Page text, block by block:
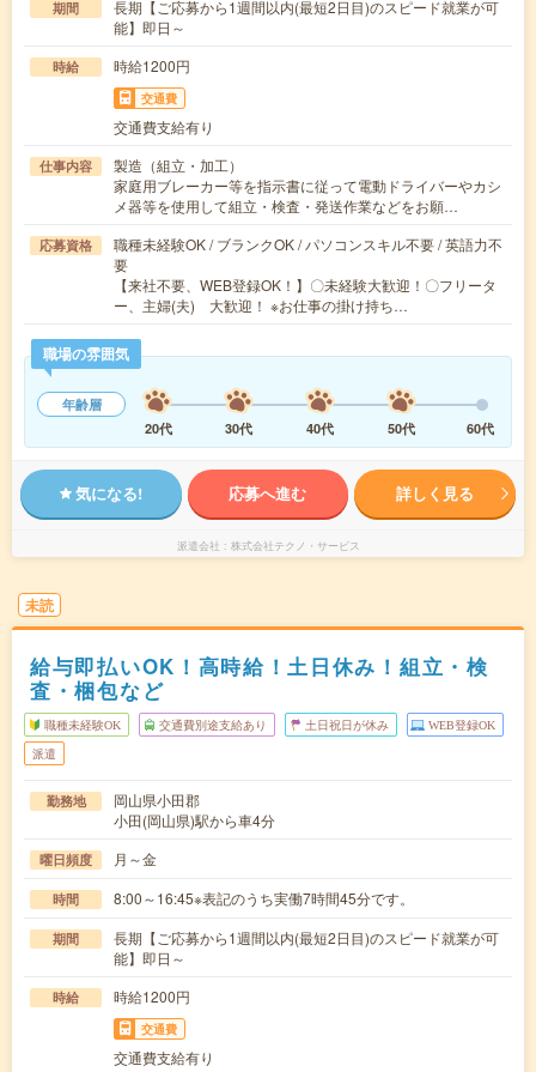
期間
長期【ご応募から1週間以内(最短2日目)のスピード就業が可
能】即日～
時給 時給1200円
交通費
交通費支給有り
仕事内容
製造（組立・加工）
家庭用ブレーカー等を指示書に従って電動ドライバーやカシ
メ器等を使用して組立・検査・発送作業などをお願…
応募資格
職種未経験OK / ブランクOK / パソコンスキル不要 / 英語力不
要
【来社不要、WEB登録OK！】〇未経験大歓迎！〇フリータ
ー、主婦(夫) 大歓迎！ ※お仕事の掛け持ち…
職場の雰囲気
年齢層
20代
30代 40代 50代 60代
気になる! 応募へ進む 詳しく見る
派遣会社 株式会社テクノ・サービス
未読
給与即払いOK！高時給！土日休み！組立・検
査・梱包など
職種未経験OK 交通費別途支給あり 土日祝日が休み WEB登録OK
派遣
勤務地
岡山県小田郡
小田(岡山県)駅から車4分
曜日頻度 月～金
時間 8:00～16:45※表記のうち実働7時間45分です。
期間
長期【ご応募から1週間以内(最短2日目)のスピード就業が可
能】即日～
時給 時給1200円
交通費
交通費支給有り